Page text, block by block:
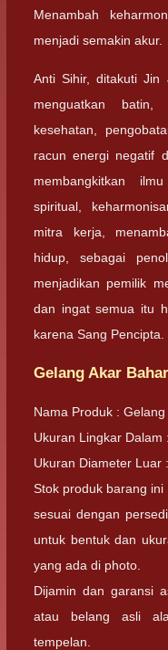
Menambah
menjadi semakin akur.
Anti Sihir, ditakuti Jin
menguatkan batin,
kesehatan,
racun energi negatif
membangkitkan
spiritual,
mitra kerja,
hidup, sebagai
menjadikan pemilik
dan ingat semua itu
karena Sang Pencipta.
Gelang Akar
Nama Produk : Gelang
Ukuran Lingkar Dalam
Ukuran Diameter Luar
Stok produk barang ini
sesuai dengan
untuk bentuk dan
yang ada di photo.
Dijamin dan garansi
atau belang asli
tempelan.